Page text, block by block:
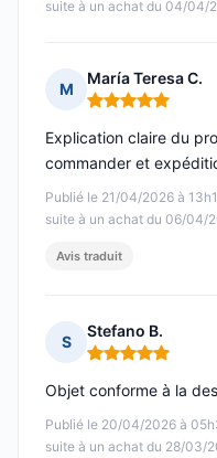
suite à un achat du 04/04/
M
María Teresa C.
Note : 5 sur 5
Publié le 21/04/2026 à
suite à un achat du 06/04/
Explication claire du
commander et
Avis traduit
S
Stefano B.
Note : 5 sur 5
Publié le 20/04/2026 à
suite à un achat du 28/03/
Objet conforme à la